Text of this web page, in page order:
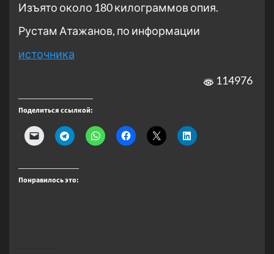
Изъято около 180 килограммов опия.
Рустам Атажанов, по информации
источника
114976
Поделиться ссылкой:
Понравилось это: